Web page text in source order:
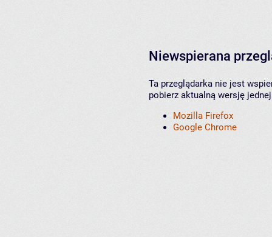
Niewspierana
Ta przeglądarka nie jest
pobierz aktualną wersję
Mozilla Firefox
Google Chrome